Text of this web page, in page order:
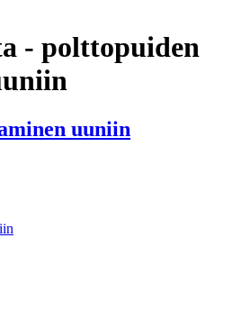
- polttopuiden
uuniin